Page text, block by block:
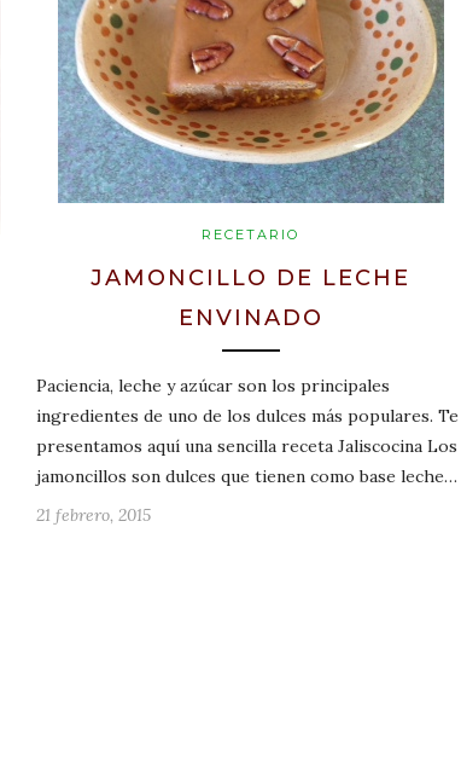
RECETARIO
JAMONCILLO DE LECHE
ENVINADO
Paciencia, leche y azúcar son los principales
ingredientes de uno de los dulces más populares. Te
presentamos aquí una sencilla receta Jaliscocina Los
jamoncillos son dulces que tienen como base leche…
21 febrero, 2015